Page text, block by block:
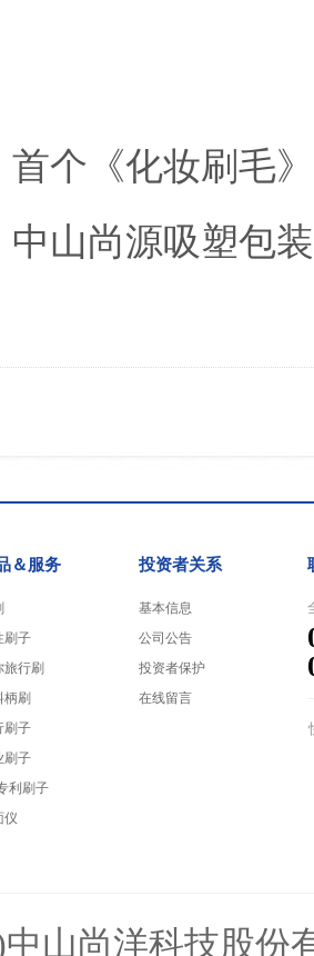
首个《化妆刷毛
中山尚源吸塑包
＆服务
刷子
旅行刷
柄刷
刷子
刷子
利刷子
仪
投资者关系
基本信息
公司公告
投资者保护
在线留言
中山尚洋科技股